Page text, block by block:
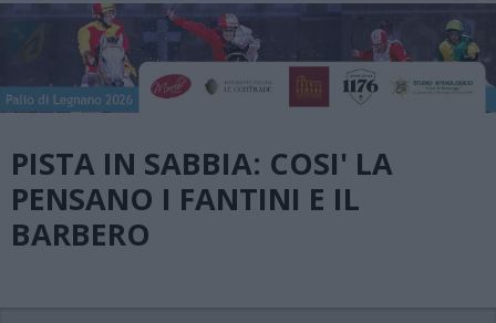
PISTA IN SABBIA: COSI' LA
PENSANO I FANTINI E IL
BARBERO